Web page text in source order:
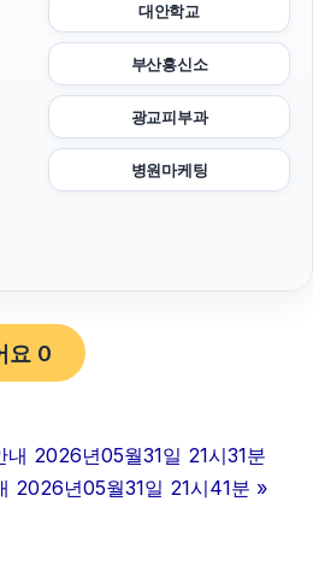
대안학교
부산흥신소
광교피부과
병원마케팅
요 0
2026년05월31일 21시31분
2026년05월31일 21시41분 »